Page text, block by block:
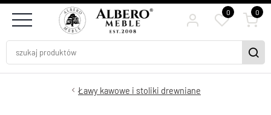
0 0
Ławy kawowe i stoliki drewniane